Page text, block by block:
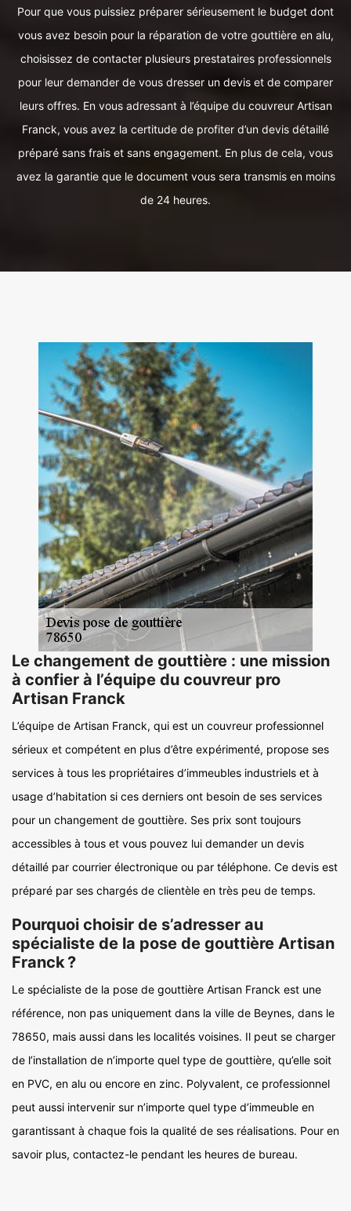
Pour que vous puissiez préparer sérieusement le budget dont
vous avez besoin pour la réparation de votre gouttière en alu,
choisissez de contacter plusieurs prestataires professionnels
pour leur demander de vous dresser un devis et de comparer
leurs offres. En vous adressant à l’équipe du couvreur Artisan
Franck, vous avez la certitude de profiter d’un devis détaillé
préparé sans frais et sans engagement. En plus de cela, vous
avez la garantie que le document vous sera transmis en moins
de 24 heures.
Le changement de gouttière : une mission
à confier à l’équipe du couvreur pro
Artisan Franck
L’équipe de Artisan Franck, qui est un couvreur professionnel
sérieux et compétent en plus d’être expérimenté, propose ses
services à tous les propriétaires d’immeubles industriels et à
usage d’habitation si ces derniers ont besoin de ses services
pour un changement de gouttière. Ses prix sont toujours
accessibles à tous et vous pouvez lui demander un devis
détaillé par courrier électronique ou par téléphone. Ce devis est
préparé par ses chargés de clientèle en très peu de temps.
Pourquoi choisir de s’adresser au
spécialiste de la pose de gouttière Artisan
Franck ?
Le spécialiste de la pose de gouttière Artisan Franck est une
référence, non pas uniquement dans la ville de Beynes, dans le
78650, mais aussi dans les localités voisines. Il peut se charger
de l’installation de n’importe quel type de gouttière, qu’elle soit
en PVC, en alu ou encore en zinc. Polyvalent, ce professionnel
peut aussi intervenir sur n’importe quel type d’immeuble en
garantissant à chaque fois la qualité de ses réalisations. Pour en
savoir plus, contactez-le pendant les heures de bureau.